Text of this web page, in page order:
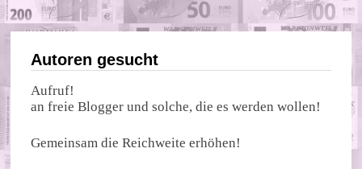
Autoren gesucht
Aufruf!
an freie Blogger und solche, die es werden wollen!
Gemeinsam die Reichweite erhöhen!